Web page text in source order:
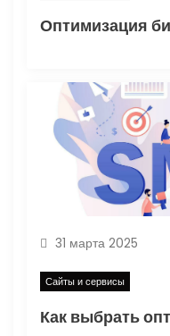
м
31 марта 2025
Сайты и сервисы